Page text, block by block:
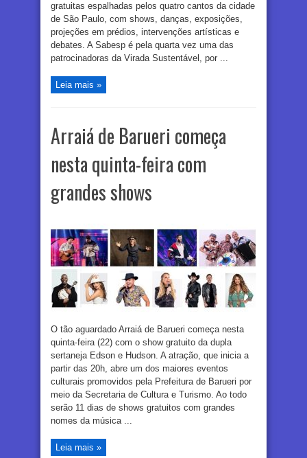
gratuitas espalhadas pelos quatro cantos da cidade
de São Paulo, com shows, danças, exposições,
projeções em prédios, intervenções artísticas e
debates. A Sabesp é pela quarta vez uma das
patrocinadoras da Virada Sustentável, por ...
Leia mais »
Arraiá de Barueri começa
nesta quinta-feira com
grandes shows
O tão aguardado Arraiá de Barueri começa nesta
quinta-feira (22) com o show gratuito da dupla
sertaneja Edson e Hudson. A atração, que inicia a
partir das 20h, abre um dos maiores eventos
culturais promovidos pela Prefeitura de Barueri por
meio da Secretaria de Cultura e Turismo. Ao todo
serão 11 dias de shows gratuitos com grandes
nomes da música ...
Leia mais »